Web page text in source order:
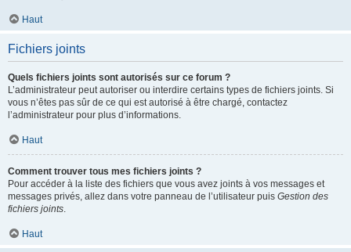
Haut
Fichiers joints
Quels fichiers joints sont autorisés sur ce forum ?
L’administrateur peut autoriser ou interdire certains types de fichiers joints. Si
vous n’êtes pas sûr de ce qui est autorisé à être chargé, contactez
l’administrateur pour plus d’informations.
Haut
Comment trouver tous mes fichiers joints ?
Pour accéder à la liste des fichiers que vous avez joints à vos messages et
messages privés, allez dans votre panneau de l’utilisateur puis Gestion des
fichiers joints.
Haut